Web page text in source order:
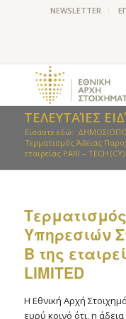
NEWSLETTER
ΤΕΛΕΥΤΑΊΕΣ
Είσαστε εδώ:
Τερματισμός Άδειας
εταιρείας PARI – TECH
Υπηρεσιών
Β της
LIMITED
Η Εθνική Αρχή
ευρύ κοινό ότι, η